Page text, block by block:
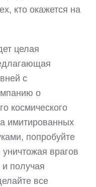
кто окажется на
целая
с
о
космического
имитированных
попробуйте
врагов
получая
все